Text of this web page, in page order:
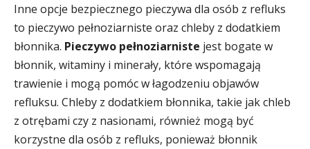
Inne opcje bezpiecznego pieczywa dla osób z refluks
to pieczywo pełnoziarniste oraz chleby z dodatkiem
błonnika. Pieczywo pełnoziarniste jest bogate w
błonnik, witaminy i minerały, które wspomagają
trawienie i mogą pomóc w łagodzeniu objawów
refluksu. Chleby z dodatkiem błonnika, takie jak chleb
z otrębami czy z nasionami, również mogą być
korzystne dla osób z refluks, ponieważ błonnik